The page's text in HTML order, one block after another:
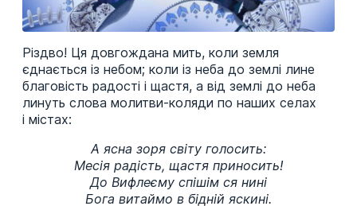
Різдво! Ця довгождана мить, коли земля
єднається із небом; коли із неба до землі лине
благовість радості і щастя, а від землі до неба
линуть слова молитви-коляди по наших селах
і містах:
А ясна зоря світу голосить:
Месія радість, щастя приносить!
До Вифлеєму спішім ся нині
Бога витаймо в бідній яскині.